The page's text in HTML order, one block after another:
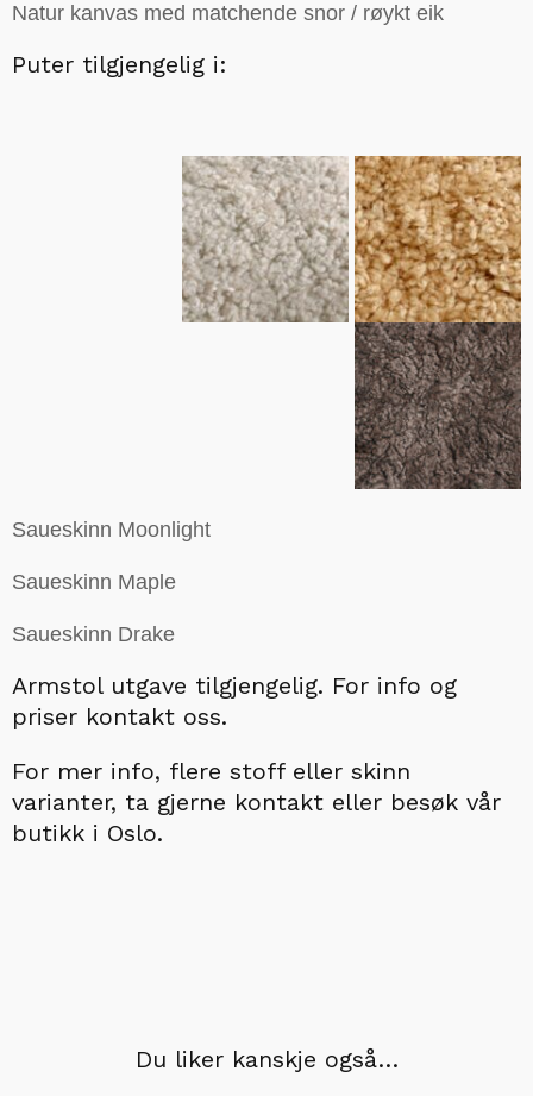
Natur kanvas med matchende snor / røykt eik
Puter tilgjengelig i:
Saueskinn Moonlight
Saueskinn Maple
Saueskinn Drake
Armstol utgave tilgjengelig. For info og
priser kontakt oss.
For mer info, flere stoff eller skinn
varianter, ta gjerne kontakt eller besøk vår
butikk i Oslo.
Du liker kanskje også…